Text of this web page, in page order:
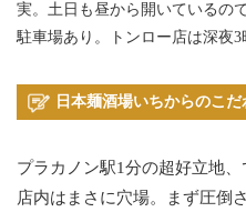
実。土日も昼から開いているの
駐車場あり。トンロー店は深夜3
日本麺酒場いちからのこだ
プラカノン駅1分の超好立地
店内はまさに穴場。まず圧倒